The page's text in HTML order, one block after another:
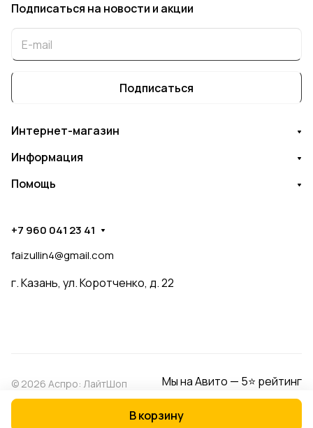
В корзину
Подписаться на новости и акции
Подписаться
Интернет-магазин
Информация
Помощь
+7 960 041 23 41
faizullin4@gmail.com
г. Казань, ул. Коротченко, д. 22
© 2026 Аспро: ЛайтШоп Мы на Авито — 5⭐ рейтинг
Оферта